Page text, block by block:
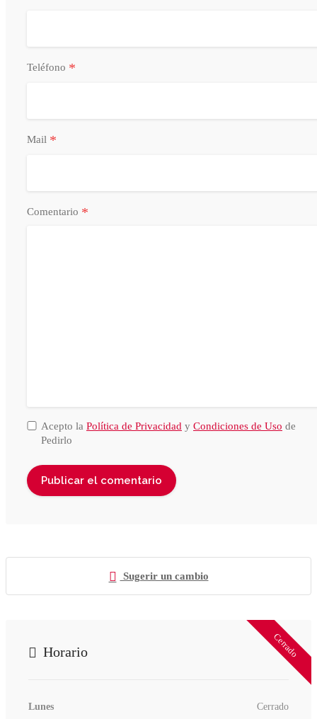
Teléfono *
Mail *
Comentario *
Acepto la Política de Privacidad y Condiciones de Uso de
Pedirlo
Sugerir un cambio
Cerrado
Horario
Lunes
Cerrado